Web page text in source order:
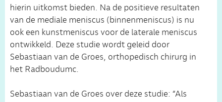
hierin uitkomst bieden. Na de positieve resultaten
van de mediale meniscus (binnenmeniscus) is nu
ook een kunstmeniscus voor de laterale meniscus
ontwikkeld. Deze studie wordt geleid door
Sebastiaan van de Groes, orthopedisch chirurg in
het Radboudumc.
Sebastiaan van de Groes over deze studie: “Als